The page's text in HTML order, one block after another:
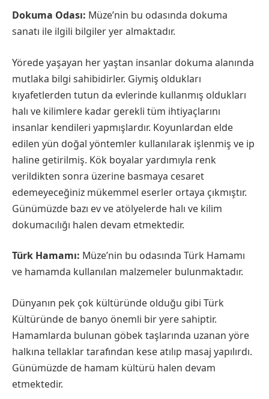
Dokuma Odası: Müze’nin bu odasında dokuma
sanatı ile ilgili bilgiler yer almaktadır.
Yörede yaşayan her yaştan insanlar dokuma alanında
mutlaka bilgi sahibidirler. Giymiş oldukları
kıyafetlerden tutun da evlerinde kullanmış oldukları
halı ve kilimlere kadar gerekli tüm ihtiyaçlarını
insanlar kendileri yapmışlardır. Koyunlardan elde
edilen yün doğal yöntemler kullanılarak işlenmiş ve ip
haline getirilmiş. Kök boyalar yardımıyla renk
verildikten sonra üzerine basmaya cesaret
edemeyeceğiniz mükemmel eserler ortaya çıkmıştır.
Günümüzde bazı ev ve atölyelerde halı ve kilim
dokumacılığı halen devam etmektedir.
Türk Hamamı: Müze’nin bu odasında Türk Hamamı
ve hamamda kullanılan malzemeler bulunmaktadır.
Dünyanın pek çok kültüründe olduğu gibi Türk
Kültüründe de banyo önemli bir yere sahiptir.
Hamamlarda bulunan göbek taşlarında uzanan yöre
halkına tellaklar tarafından kese atılıp masaj yapılırdı.
Günümüzde de hamam kültürü halen devam
etmektedir.